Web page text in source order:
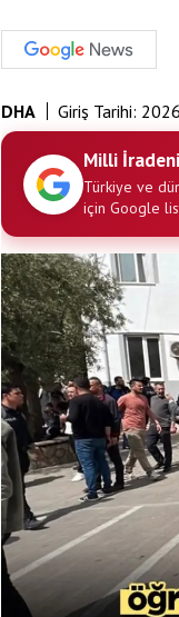
DHA Giriş Tarihi:
Milli
Türkiye ve
için Google